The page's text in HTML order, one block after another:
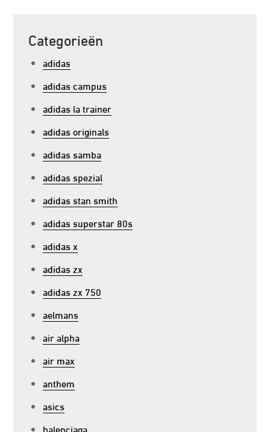
Categorieën
adidas
adidas campus
adidas la trainer
adidas originals
adidas samba
adidas spezial
adidas stan smith
adidas superstar 80s
adidas x
adidas zx
adidas zx 750
aelmans
air alpha
air max
anthem
asics
balenciaga